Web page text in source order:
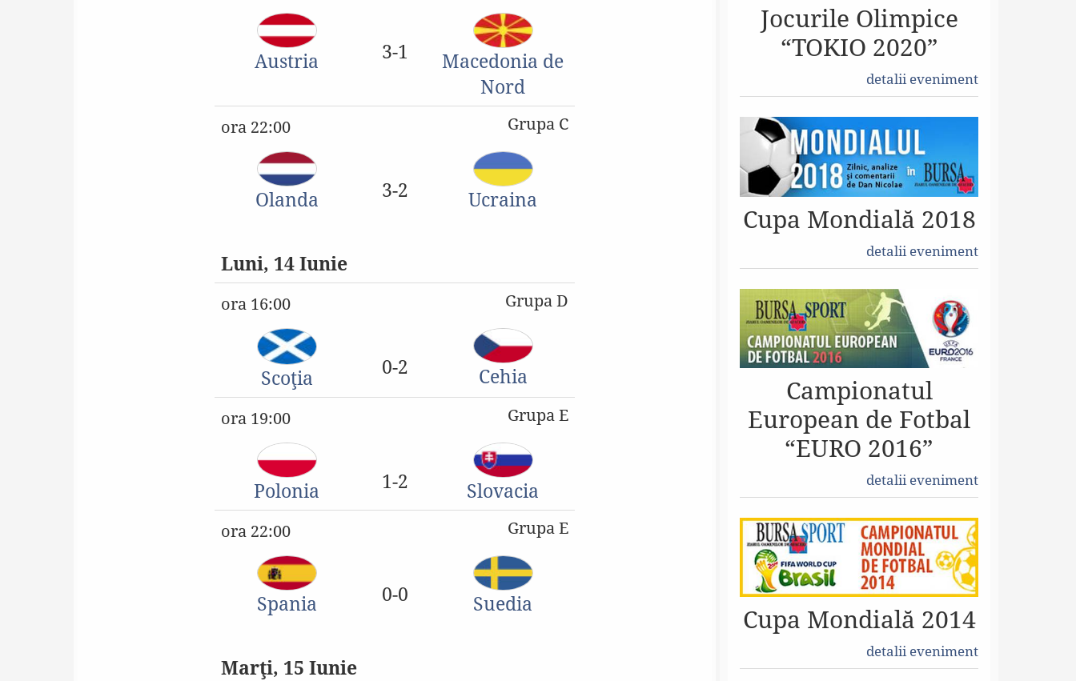
Austria 3-1
Macedonia de
Nord
ora 22:00 Grupa C
Olanda 3-2 Ucraina
Luni, 14 Iunie
ora 16:00 Grupa D
Scoţia 0-2 Cehia
ora 19:00 Grupa E
Polonia 1-2 Slovacia
ora 22:00 Grupa E
Spania 0-0 Suedia
Marţi, 15 Iunie
Jocurile Olimpice
“TOKIO 2020”
detalii eveniment
Cupa Mondială 2018
detalii eveniment
Campionatul
European de Fotbal
“EURO 2016”
detalii eveniment
Cupa Mondială 2014
detalii eveniment